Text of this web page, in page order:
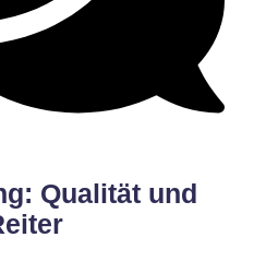
Qualität und